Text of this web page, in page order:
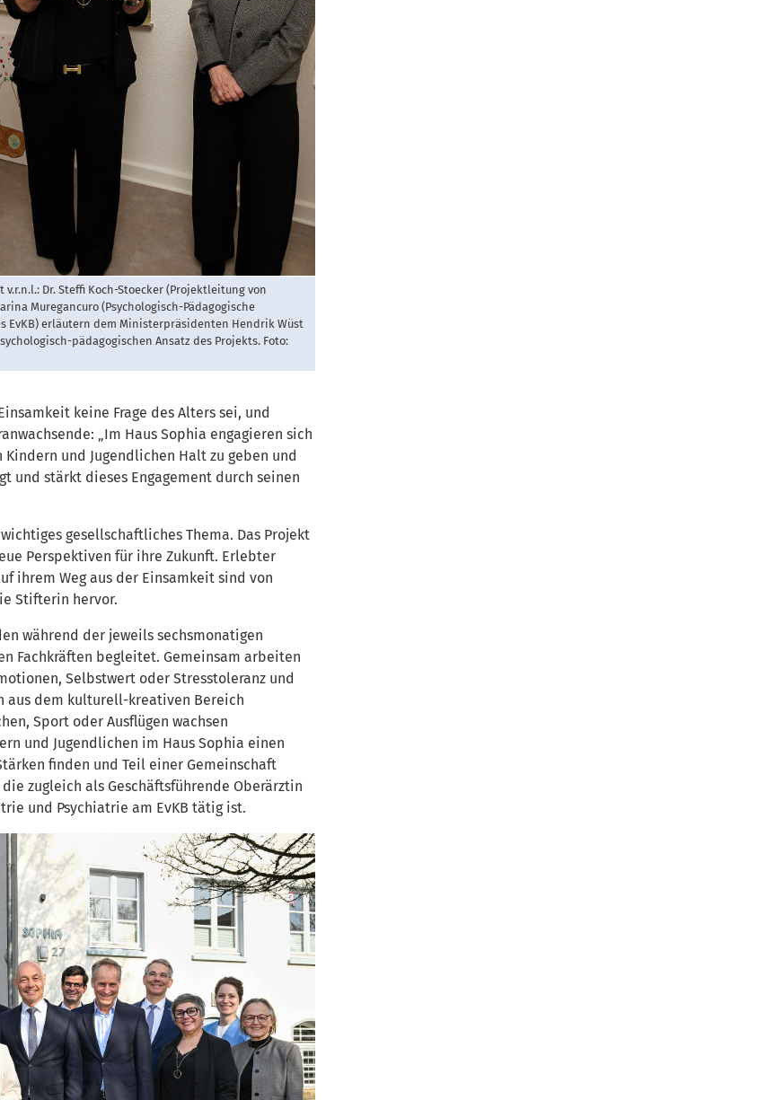
Dr. Steffi Koch-Stoecker (Projektleitung von
Muregancuro (Psychologisch-Pädagogische
EvKB) erläutern dem Ministerpräsidenten Hendrik Wüst
pädagogischen Ansatz des Projekts. Foto:
keine Frage des Alters sei, und
„Im Haus Sophia engagieren sich
und Jugendlichen Halt zu geben und
und stärkt dieses Engagement durch seinen
gesellschaftliches Thema. Das Projekt
Perspektiven für ihre Zukunft. Erlebter
ihrem Weg aus der Einsamkeit sind von
Stifterin hervor.
während der jeweils sechsmonatigen
Fachkräften begleitet. Gemeinsam arbeiten
Selbstwert oder Stresstoleranz und
aus dem kulturell-kreativen Bereich
Sport oder Ausflügen wachsen
und Jugendlichen im Haus Sophia einen
finden und Teil einer Gemeinschaft
zugleich als Geschäftsführende Oberärztin
und Psychiatrie am EvKB tätig ist.